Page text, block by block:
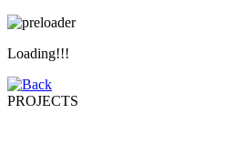
Loading!!!
PROJECTS